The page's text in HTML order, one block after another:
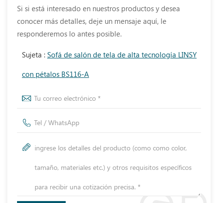
Si si está interesado en nuestros productos y desea
conocer más detalles, deje un mensaje aquí, le
responderemos lo antes posible.
Sujeta : Sofá de salón de tela de alta tecnología LINSY
con pétalos BS116-A